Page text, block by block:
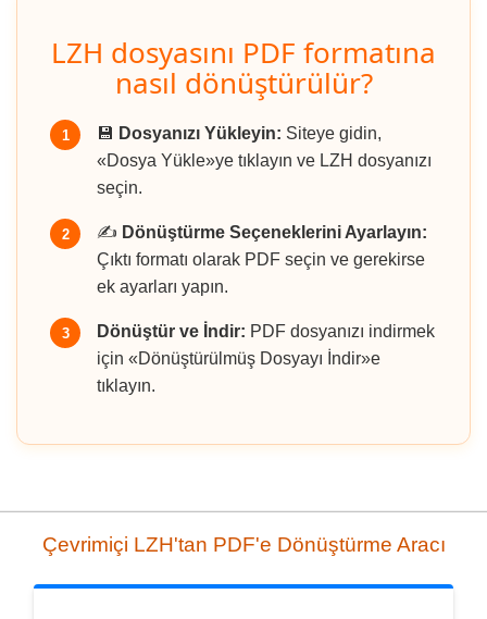
LZH dosyasını PDF formatına
nasıl dönüştürülür?
1 💾 Dosyanızı Yükleyin: Siteye gidin,
«Dosya Yükle»ye tıklayın ve LZH dosyanızı
seçin.
2 ✍️ Dönüştürme Seçeneklerini Ayarlayın:
Çıktı formatı olarak PDF seçin ve gerekirse
ek ayarları yapın.
3 Dönüştür ve İndir: PDF dosyanızı indirmek
için «Dönüştürülmüş Dosyayı İndir»e
tıklayın.
Çevrimiçi LZH'tan PDF'e Dönüştürme Aracı